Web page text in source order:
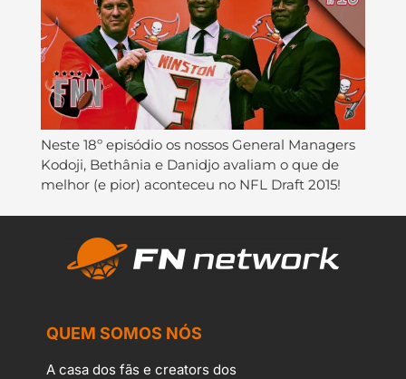
Neste 18º episódio os nossos General Managers
Kodoji, Bethânia e Danidjo avaliam o que de
melhor (e pior) aconteceu no NFL Draft 2015!
QUEM SOMOS NÓS
A casa dos fãs e creators dos